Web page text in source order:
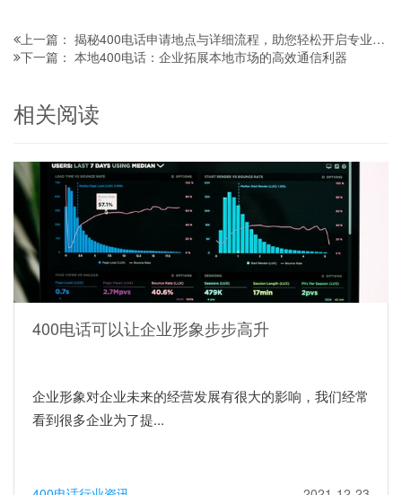
上一篇： 揭秘400电话申请地点与详细流程，助您轻松开启专业通信之路
下一篇： 本地400电话：企业拓展本地市场的高效通信利器
相关阅读
400电话可以让企业形象步步高升
企业形象对企业未来的经营发展有很大的影响，我们经常
看到很多企业为了提...